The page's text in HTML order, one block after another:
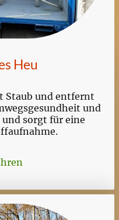
Heu
Staub und entfernt
und
sorgt für eine